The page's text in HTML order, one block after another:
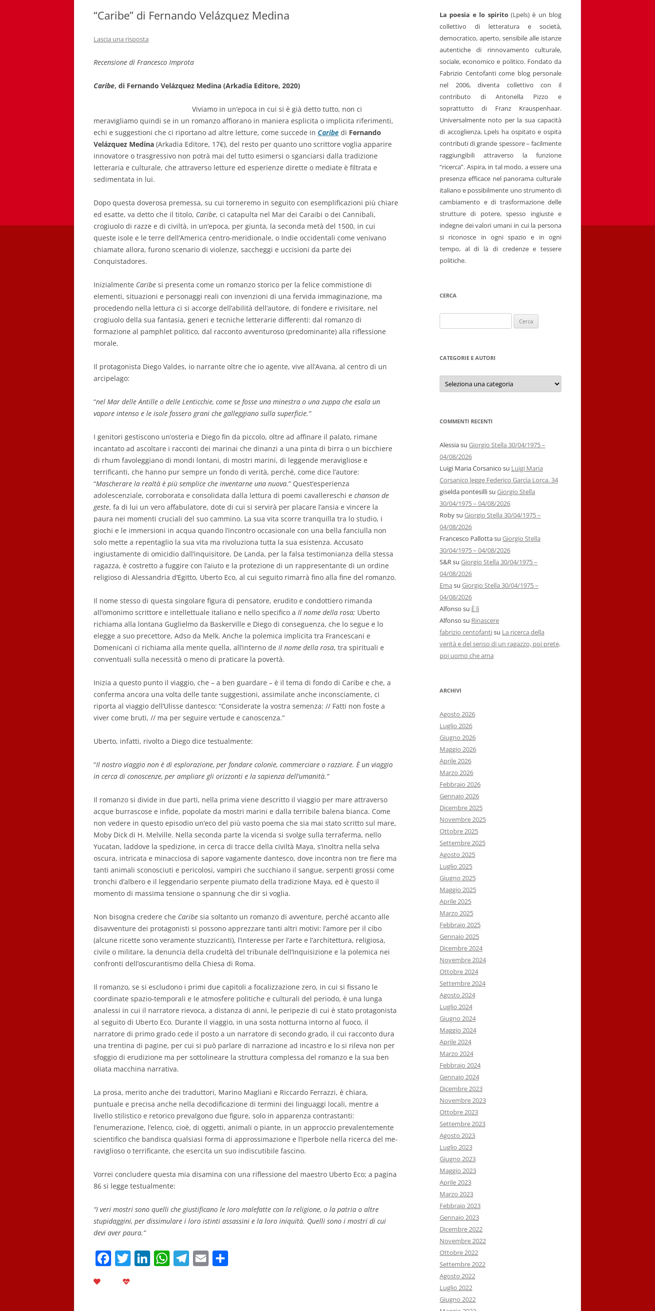
GIOVANNI NUSCIS
MONICA MAZZITELLI
PASQUALE VITAGLIANO
RICCARDO FERRAZZI
STEFANIE GOLISCH
“Caribe” di Fernando Velázquez Medina
Lascia una risposta
Recensione di Francesco Improta
Caribe, di Fernando Velázquez Medina (Arkadia Editore, 2020)
Viviamo in un’epoca in cui si è già detto tutto, non ci
meravigliamo quindi se in un romanzo affiorano in maniera esplicita o implicita riferimenti,
echi e suggestioni che ci riportano ad altre letture, come succede in Caribe di Fernando
Velázquez Medina (Arkadia Editore, 17€), del resto per quanto uno scrittore voglia apparire
innovatore o trasgressivo non potrà mai del tutto esimersi o sganciarsi dalla tradizione
letteraria e culturale, che attraverso letture ed esperienze dirette o mediate è filtrata e
sedimentata in lui.
Dopo questa doverosa premessa, su cui torneremo in seguito con esemplificazioni più chiare
ed esatte, va detto che il titolo, Caribe, ci catapulta nel Mar dei Caraibi o dei Cannibali,
crogiuolo di razze e di civiltà, in un’epoca, per giunta, la seconda metà del 1500, in cui
queste isole e le terre dell’America centro-meridionale, o Indie occidentali come venivano
chiamate allora, furono scenario di violenze, saccheggi e uccisioni da parte dei
Conquistadores.
Inizialmente Caribe si presenta come un romanzo storico per la felice commistione di
elementi, situazioni e personaggi reali con invenzioni di una fervida immaginazione, ma
procedendo nella lettura ci si accorge dell’abilità dell’autore, di fondere e rivisitare, nel
crogiuolo della sua fantasia, generi e tecniche letterarie differenti: dal romanzo di
formazione al pamphlet politico, dal racconto avventuroso (predominante) alla riflessione
morale.
Il protagonista Diego Valdes, io narrante oltre che io agente, vive all’Avana, al centro di un
arcipelago:
“nel Mar delle Antille o delle Lenticchie, come se fosse una minestra o una zuppa che esala un
vapore intenso e le isole fossero grani che galleggiano sulla superficie.”
I genitori gestiscono un’osteria e Diego fin da piccolo, oltre ad affinare il palato, rimane
incantato ad ascoltare i racconti dei marinai che dinanzi a una pinta di birra o un bicchiere
di rhum favoleggiano di mondi lontani, di mostri marini, di leggende meravigliose e
terrificanti, che hanno pur sempre un fondo di verità, perché, come dice l’autore:
“Mascherare la realtà è più semplice che inventarne una nuova.” Quest’esperienza
adolescenziale, corroborata e consolidata dalla lettura di poemi cavalle­reschi e chanson de
geste, fa di lui un vero affabulatore, dote di cui si servirà per placare l’ansia e vincere la
paura nei momenti cruciali del suo cammino. La sua vita scorre tranquilla tra lo studio, i
giochi e le immersioni in acqua quando l’incontro occasionale con una bella fanciulla non
solo mette a repentaglio la sua vita ma rivoluziona tutta la sua esistenza. Accusato
ingiustamente di omicidio dall’inquisitore, De Landa, per la falsa testimonianza della stessa
ragazza, è costretto a fuggire con l’aiuto e la protezione di un rappresentante di un ordine
religioso di Alessandria d’Egitto, Uberto Eco, al cui seguito rimarrà fino alla fine del romanzo.
Il nome stesso di questa singolare figura di pensatore, erudito e condottiero rimanda
all’omonimo scrittore e intellettuale italiano e nello specifico a Il nome della rosa; Uberto
richiama alla lontana Guglielmo da Baskerville e Diego di conseguenza, che lo segue e lo
elegge a suo precettore, Adso da Melk. Anche la polemica implicita tra Francescani e
Domenicani ci richiama alla mente quella, all’interno de Il nome della rosa, tra spirituali e
conventuali sulla necessità o meno di praticare la povertà.
Inizia a questo punto il viaggio, che – a ben guardare – è il tema di fondo di Caribe e che, a
conferma ancora una volta delle tante suggestioni, assimilate anche inconsciamente, ci
riporta al viaggio dell’Ulisse dantesco: “Considerate la vostra semenza: // Fatti non foste a
viver come bruti, // ma per seguire vertude e canoscenza.”
Uberto, infatti, rivolto a Diego dice testualmente:
“Il nostro viaggio non è di esplorazione, per fondare colonie, commerciare o razziare. Èun viaggio
in cerca di conoscenze, per ampliare gli orizzonti e la sapienza dell’umanità.”
Il romanzo si divide in due parti, nella prima viene descritto il viaggio per mare attraverso
acque burrascose e infide, popolate da mostri marini e dalla terribile balena bianca. Come
non vedere in questo episodio un’eco del più vasto poema che sia mai stato scritto sul mare,
Moby Dick di H. Melville. Nella seconda parte la vicenda si svolge sulla terraferma, nello
Yucatan, laddove la spedizione, in cerca di tracce della civiltà Maya, s’inoltra nella selva
oscura, intricata e minacciosa di sapore vagamente dantesco, dove incontra non tre fiere ma
tanti animali sconosciuti e pericolosi, vampiri che succhiano il sangue, serpenti grossi come
tronchi d’albero e il leggendario serpente piumato della tradizione Maya, ed è questo il
momento di massima tensione o spannung che dir si voglia.
Non bisogna credere che Caribe sia soltanto un romanzo di avventure, perché accanto alle
disavventure dei protagonisti si possono apprezzare tanti altri motivi: l’amore per il cibo
(alcune ricette sono veramente stuzzicanti), l’interesse per l’arte e l’architettura, religiosa,
civile o militare, la denuncia della crudeltà del tribunale dell’Inquisizione e la polemica nei
confronti dell’oscurantismo della Chiesa di Roma.
Il romanzo, se si escludono i primi due capitoli a focalizzazione zero, in cui si fissano le
coordinate spazio-temporali e le atmosfere politiche e culturali del periodo, è una lunga
analessi in cui il narratore rievoca, a distanza di anni, le peripezie di cui è stato protagonista
al seguito di Uberto Eco. Durante il viaggio, in una sosta notturna intorno al fuoco, il
narratore di primo grado cede il posto a un narratore di secondo grado, il cui racconto dura
una trentina di pagine, per cui si può parlare di narrazione ad incastro e lo si rileva non per
sfoggio di erudizione ma per sottolineare la struttura complessa del romanzo e la sua ben
oliata macchina narrativa.
La prosa, merito anche dei traduttori, Marino Magliani e Riccardo Ferrazzi, è chiara,
puntuale e precisa anche nella decodificazione di termini dei linguaggi locali, mentre a
livello stilistico e retorico prevalgono due figure, solo in apparenza contrastanti:
l’enumerazione, l’elenco, cioè, di oggetti, animali o piante, in un approccio prevalentemente
scientifico che bandisca qualsiasi forma di approssimazione e l’iperbole nella ricerca del me­
raviglioso o terrificante, che esercita un suo indiscutibile fascino.
Vorrei concludere questa mia disamina con una riflessione del maestro Uberto Eco; a pagina
86 si legge testualmente:
“I veri mostri sono quelli che giustificano le loro malefatte con la religione, o la patria o altre
stupidaggini, per dissimulare i loro istinti assassini e la loro iniquità. Quelli sono i mostri di cui
devi aver paura.”
F T Li W T E
La poesia e lo spirito(Lpels) è un blog
collettivo di letteratura e società,
democratico, aperto, sensibile alle istanze
autentiche di rinnovamento culturale,
sociale, economico e politico. Fondato da
Fabrizio Centofanti come blog personale
nel 2006, diventa collettivo con il
contributo di Antonella Pizzo e
soprattutto di Franz Krauspenhaar.
Universalmente noto per la sua capacità
di accoglienza, Lpels ha ospitato e ospita
contributi di grande spessore – facilmente
raggiungibili attraverso la funzione
“ricerca”. Aspira, in tal modo, a essere una
presenza efficace nel panorama culturale
italiano e possibilmente uno strumento di
cambiamento e di trasformazione delle
strutture di potere, spesso ingiuste e
indegne dei valori umani in cui la persona
si riconosce in ogni spazio e in ogni
tempo, al di là di credenze e tessere
politiche.
CERCA
per:
CATEGORIE E AUTORI
Categorie
autori
COMMENTI RECENTI
Alessiasu Giorgio Stella 30/04/1975 –
04/08/2026
Luigi Maria Corsanico su Luigi Maria
Corsanico legge Federico Garcìa Lorca. 34
giselda pontesillisu Giorgio Stella
30/04/1975 – 04/08/2026
Robysu Giorgio Stella 30/04/1975 –
04/08/2026
Francesco Pallottasu Giorgio Stella
30/04/1975 – 04/08/2026
S&Rsu Giorgio Stella 30/04/1975 –
04/08/2026
Ema su Giorgio Stella 30/04/1975 –
04/08/2026
Alfonso su È lì
Alfonso su Rinascere
fabrizio centofantisu La ricerca della
verità e del senso di un ragazzo, poi prete,
poi uomo che ama
ARCHIVI
Agosto 2026
Luglio 2026
Giugno 2026
Maggio 2026
Aprile 2026
Marzo 2026
Febbraio 2026
Gennaio 2026
Dicembre 2025
Novembre 2025
Ottobre 2025
Settembre 2025
Agosto 2025
Luglio 2025
Giugno 2025
Maggio 2025
Aprile 2025
Marzo 2025
Febbraio 2025
Gennaio 2025
Dicembre 2024
Novembre 2024
Ottobre 2024
Settembre 2024
Agosto 2024
Luglio 2024
Giugno 2024
Maggio 2024
Aprile 2024
Marzo 2024
Febbraio 2024
Gennaio 2024
Dicembre 2023
Novembre 2023
Ottobre 2023
Settembre 2023
Agosto 2023
Luglio 2023
Giugno 2023
Maggio 2023
Aprile 2023
Marzo 2023
Febbraio 2023
Gennaio 2023
Dicembre 2022
Novembre 2022
Ottobre 2022
Settembre 2022
Agosto 2022
Luglio 2022
Giugno 2022